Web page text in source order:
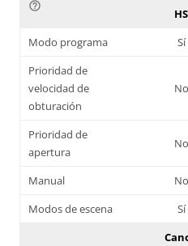
help_outline
HS
Modo programa Sí
Prioridad de
velocidad de
obturación
No
Prioridad de
apertura
No
Manual No
Modos de escena
Sí